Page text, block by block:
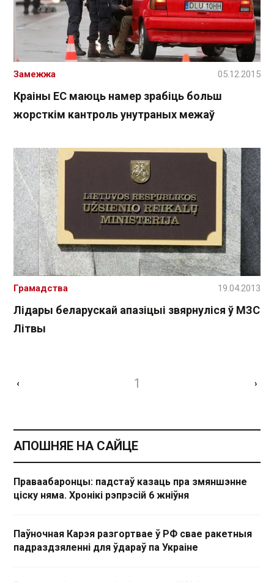
Краіны ЕС маюць намер зрабіць больш
жорсткім кантроль унутраных межаў
Замежжа 05.12.2015
Лідары беларускай апазіцыі звярнуліся ў МЗС
Літвы
Грамадства 19.04.2013
‹ 1 ›
АПОШНЯЕ НА САЙЦЕ
Праваабаронцы: падстаў казаць пра змяншэнне
ціску няма. Хронікі рэпрэсій 6 жніўня
Паўночная Карэя разгортвае ў РФ свае ракетныя
падраздзяленні для ўдараў па Украіне